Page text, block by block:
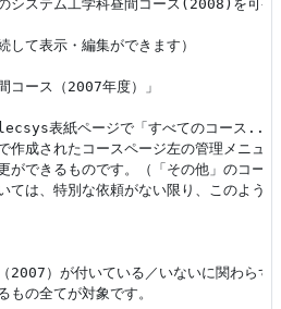
システム工学科昼間コース(2008)を可視
して表示・編集ができます）
コース（2007年度）」
lecsys表紙ページで「すべてのコース...
作成されたコースページ左の管理メニュ
ができるものです。（「その他」のコー
ては、特別な依頼がない限り、このよう
2007）が付いている／いないに関わらず
もの全てが対象です。